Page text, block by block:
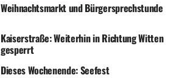
Weihnachtsmarkt und Bürgersprechstunde
Kaiserstraße: Weiterhin in Richtung Witten
gesperrt
Dieses Wochenende: Seefest